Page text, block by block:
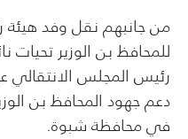
من جانبهم نقل وفد هيئة
للمحافظ بن الوزير
رئيس المجلس الانتقالي
دعم جهود المحافظ بن
في محافظة شبوة.